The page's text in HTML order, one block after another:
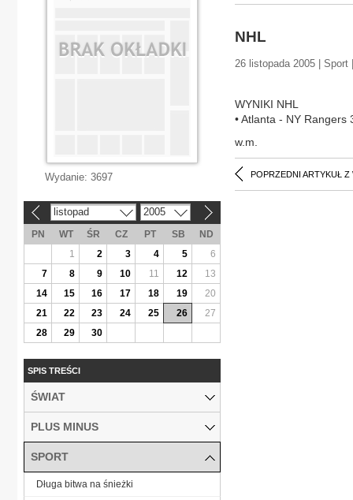
NHL
26 listopada 2005 | Sport
WYNIKI NHL
• Atlanta - NY Rangers
w.m.
POPRZEDNI ARTYKUŁ Z
Wydanie: 3697
listopad 2005
PN WT ŚR CZ PT SB
ND
1
2 3 4 5
6
7
8 9 10 11 12
13
14
15 16 17 18 19
20
21
22 23 24 25 26
27
28
29 30
SPIS TREŚCI
ŚWIAT
PLUS MINUS
SPORT
Długa bitwa na śnieżki